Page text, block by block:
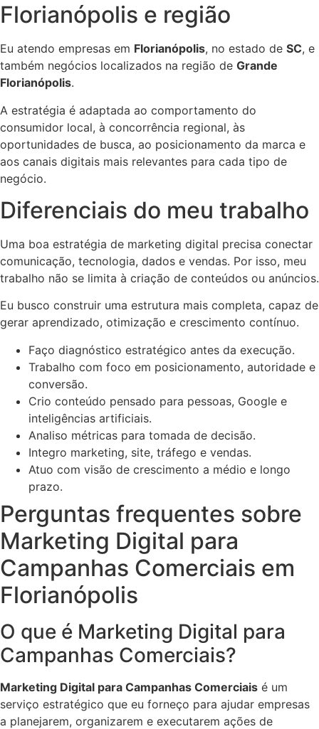
Florianópolis e região
Eu atendo empresas em Florianópolis, no estado de SC, e
também negócios localizados na região de Grande
Florianópolis.
A estratégia é adaptada ao comportamento do
consumidor local, à concorrência regional, às
oportunidades de busca, ao posicionamento da marca e
aos canais digitais mais relevantes para cada tipo de
negócio.
Diferenciais do meu trabalho
Uma boa estratégia de marketing digital precisa conectar
comunicação, tecnologia, dados e vendas. Por isso, meu
trabalho não se limita à criação de conteúdos ou anúncios.
Eu busco construir uma estrutura mais completa, capaz de
gerar aprendizado, otimização e crescimento contínuo.
Faço diagnóstico estratégico antes da execução.
Trabalho com foco em posicionamento, autoridade e
conversão.
Crio conteúdo pensado para pessoas, Google e
inteligências artificiais.
Analiso métricas para tomada de decisão.
Integro marketing, site, tráfego e vendas.
Atuo com visão de crescimento a médio e longo
prazo.
Perguntas frequentes sobre
Marketing Digital para
Campanhas Comerciais em
Florianópolis
O que é Marketing Digital para
Campanhas Comerciais?
Marketing Digital para Campanhas Comerciais é um
serviço estratégico que eu forneço para ajudar empresas
a planejarem, organizarem e executarem ações de